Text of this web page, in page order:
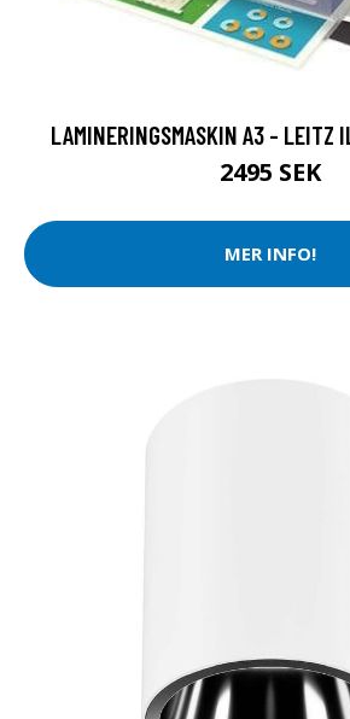
LAMINERINGSMASKIN A3 - LEITZ
2495 SEK
MER INFO!